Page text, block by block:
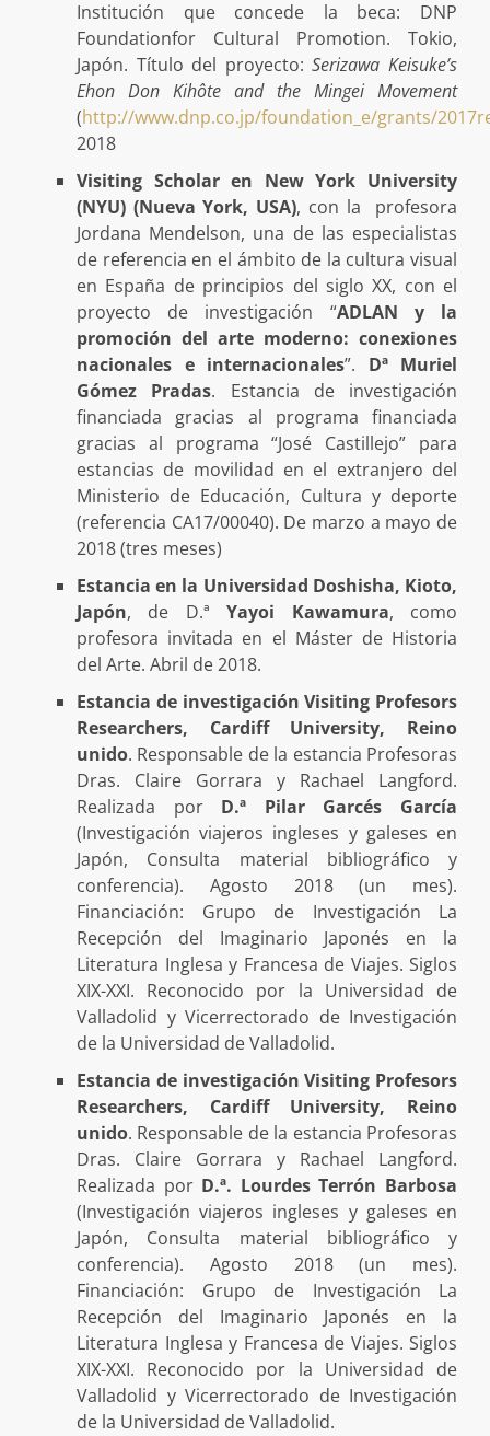
Institución que concede la beca: DNP
Foundationfor Cultural Promotion. Tokio,
Japón. Título del proyecto:Serizawa Keisuke’s
Ehon Don Kihôte and the Mingei Movement
(http://www.dnp.co.jp/foundation_e/grants/
2018
Visiting Scholar en New York University
(NYU) (Nueva York, USA), con la profesora
Jordana Mendelson, una de las especialistas
de referencia en el ámbito de la cultura visual
en España de principios del siglo XX, con el
proyecto de investigación “ADLAN y la
promoción del arte moderno: conexiones
nacionales e internacionales”. Dª Muriel
Gómez Pradas. Estancia de investigación
financiada gracias al programa financiada
gracias al programa “José Castillejo” para
estancias de movilidad en el extranjero del
Ministerio de Educación, Cultura y deporte
(referencia CA17/00040). De marzo a mayo de
2018 (tres meses)
Estancia en la Universidad Doshisha, Kioto,
Japón, de D.ªYayoi Kawamura, como
profesora invitada en el Máster de Historia
del Arte. Abril de 2018.
Estancia de investigación Visiting Profesors
Researchers, Cardiff University, Reino
unido. Responsable de la estancia Profesoras
Dras. Claire Gorrara y Rachael Langford.
Realizada por D.ª Pilar Garcés García
(Investigación viajeros ingleses y galeses en
Japón, Consulta material bibliográfico y
conferencia). Agosto 2018 (un mes).
Financiación: Grupo de Investigación La
Recepción del Imaginario Japonés en la
Literatura Inglesa y Francesa de Viajes. Siglos
XIX-XXI. Reconocido por la Universidad de
Valladolid y Vicerrectorado de Investigación
de la Universidad de Valladolid.
Estancia de investigación Visiting Profesors
Researchers, Cardiff University, Reino
unido. Responsable de la estancia Profesoras
Dras. Claire Gorrara y Rachael Langford.
Realizada por D.ª. Lourdes Terrón Barbosa
(Investigación viajeros ingleses y galeses en
Japón, Consulta material bibliográfico y
conferencia). Agosto 2018 (un mes).
Financiación: Grupo de Investigación La
Recepción del Imaginario Japonés en la
Literatura Inglesa y Francesa de Viajes. Siglos
XIX-XXI. Reconocido por la Universidad de
Valladolid y Vicerrectorado de Investigación
de la Universidad de Valladolid.